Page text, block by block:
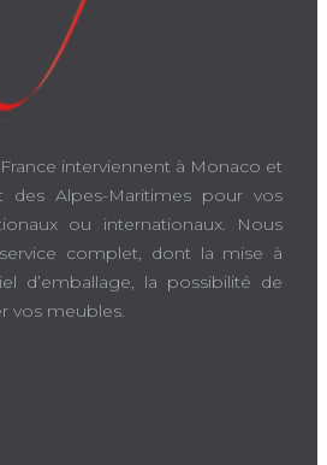
interviennent à Monaco et
des Alpes-Maritimes pour vos
ou internationaux. Nous
complet, dont la mise à
d’emballage, la possibilité de
vos meubles.